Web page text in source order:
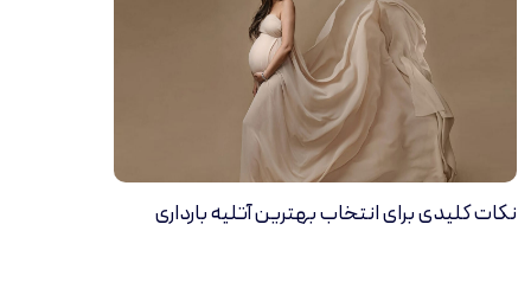
نکات کلیدی برای انتخاب بهترین آتلیه بارداری